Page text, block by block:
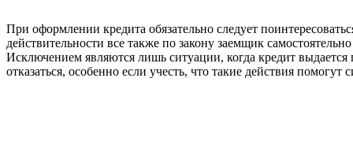
При оформлении кредита обязательно следует
действительности все также по закону заемщик
Исключением являются лишь ситуации, когда кредит
отказаться, особенно если учесть, что такие действия